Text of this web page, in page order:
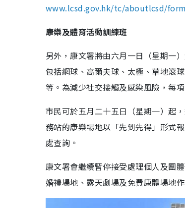
www.lcsd.gov.hk/tc/aboutlcsd/
康樂及體育活動訓練班
另外，康文署將由六月一日（星期一
包括網球、高爾夫球、太極、草地滾
等。為減少社交接觸及感染風險，每
市民可於五月二十五日（星期一）起
務站的康樂場地以「先到先得」形式
處查詢。
康文署會繼續暫停接受處理個人及團
婚禮場地、露天劇場及免費康體場地